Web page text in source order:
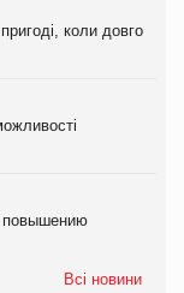
коли довго
повышению
Всі новини